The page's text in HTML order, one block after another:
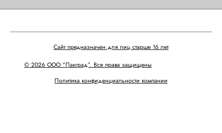
© 2026 ООО “Пакград”. Все права защищены
Политика конфиденциальности компании
Сайт предназначен для лиц старше 16 лет